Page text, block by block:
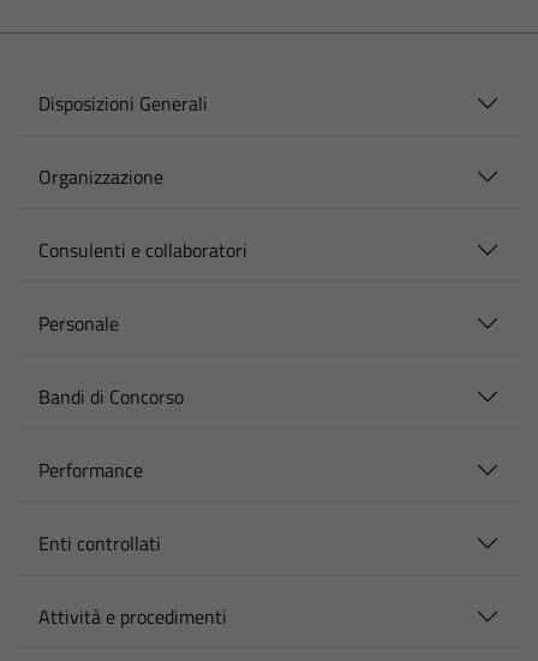
Disposizioni Generali
Organizzazione
Consulenti e collaboratori
Personale
Bandi di Concorso
Performance
Enti controllati
Attività e procedimenti